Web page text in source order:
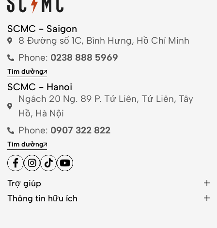
SCMC - Saigon
8 Đường số 1C, Bình Hưng, Hồ Chí Minh
Phone: 0238 888 5969
Tìm đường
SCMC - Hanoi
Ngách 20 Ng. 89 P. Tứ Liên, Tứ Liên, Tây
Hồ, Hà Nội
Phone: 0907 322 822
Tìm đường
Trợ giúp
Thông tin hữu ích